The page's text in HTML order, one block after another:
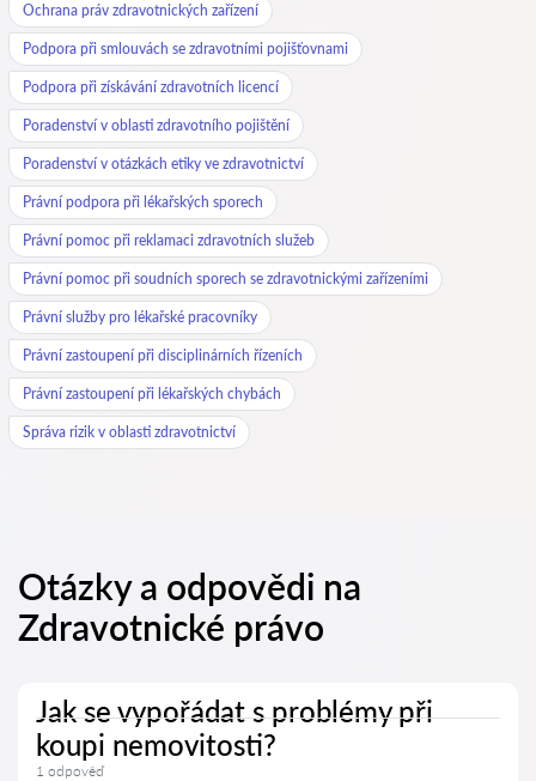
Ochrana práv zdravotnických zařízení
Podpora při smlouvách se zdravotními pojišťovnami
Podpora při získávání zdravotních licencí
Poradenství v oblasti zdravotního pojištění
Poradenství v otázkách etiky ve zdravotnictví
Právní podpora při lékařských sporech
Právní pomoc při reklamaci zdravotních služeb
Právní pomoc při soudních sporech se zdravotnickými zařízeními
Právní služby pro lékařské pracovníky
Právní zastoupení při disciplinárních řízeních
Právní zastoupení při lékařských chybách
Správa rizik v oblasti zdravotnictví
Otázky a odpovědi na
Zdravotnické právo
Jak se vypořádat s problémy při
koupi nemovitosti?
1 odpověď